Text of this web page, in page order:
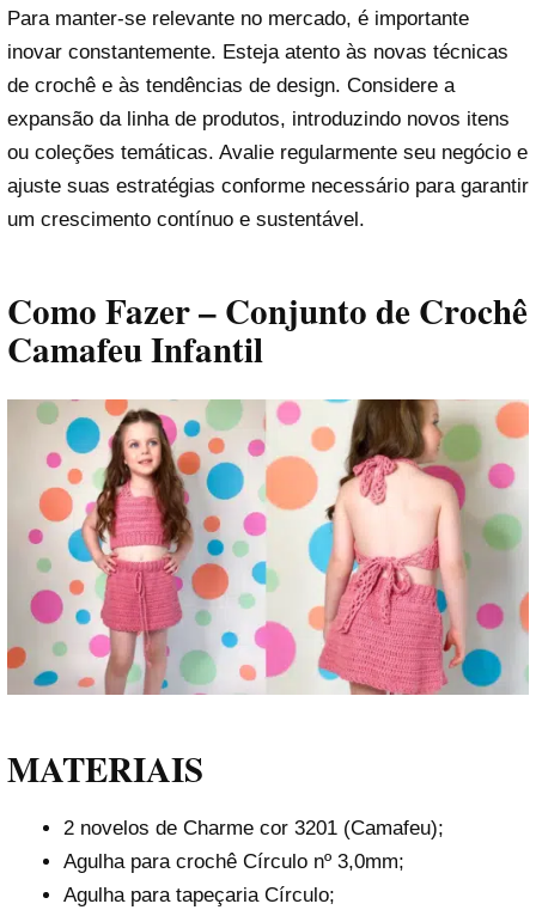
Para manter-se relevante no mercado, é importante
inovar constantemente. Esteja atento às novas técnicas
de crochê e às tendências de design. Considere a
expansão da linha de produtos, introduzindo novos itens
ou coleções temáticas. Avalie regularmente seu negócio e
ajuste suas estratégias conforme necessário para garantir
um crescimento contínuo e sustentável.
Como Fazer – Conjunto de Crochê
Camafeu Infantil
MATERIAIS
2 novelos de Charme cor 3201 (Camafeu);
Agulha para crochê Círculo nº 3,0mm;
Agulha para tapeçaria Círculo;